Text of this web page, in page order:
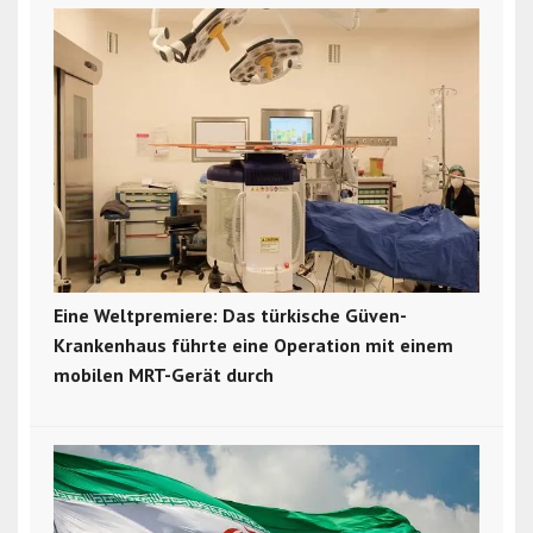
Eine Weltpremiere: Das türkische Güven-
Krankenhaus führte eine Operation mit einem
mobilen MRT-Gerät durch